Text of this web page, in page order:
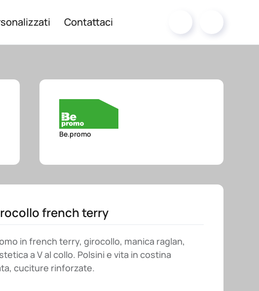
Contattaci
Be.promo
french terry
in french terry, girocollo, manica raglan,
a V al collo. Polsini e vita in costina
cuciture rinforzate.